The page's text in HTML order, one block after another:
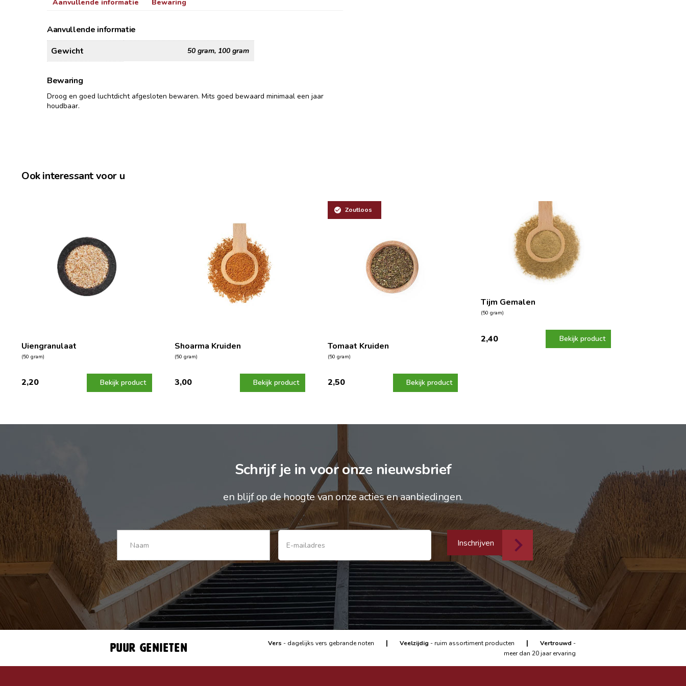
Aanvullende informatie Bewaring
Aanvullende informatie
Gewicht
50 gram, 100 gram
Bewaring
Droog en goed luchtdicht afgesloten bewaren. Mits goed bewaard minimaal een jaar
houdbaar.
Ook interessant voor u
Uiengranulaat
(50 gram)
2,20 Bekijk product
Shoarma Kruiden
(50 gram)
3,00 Bekijk product
Zoutloos
Tomaat Kruiden
(50 gram)
2,50 Bekijk product
Tijm Gemalen
(50 gram)
2,40 Bekijk product
Schrijf je in voor onze nieuwsbrief
en blijf op de hoogte van onze acties en aanbiedingen.
Inschrijven
Puur genieten Vers - dagelijks vers gebrande noten | Veelzijdig - ruim assortiment producten | Vertrouwd -
meer dan 20 jaar ervaring